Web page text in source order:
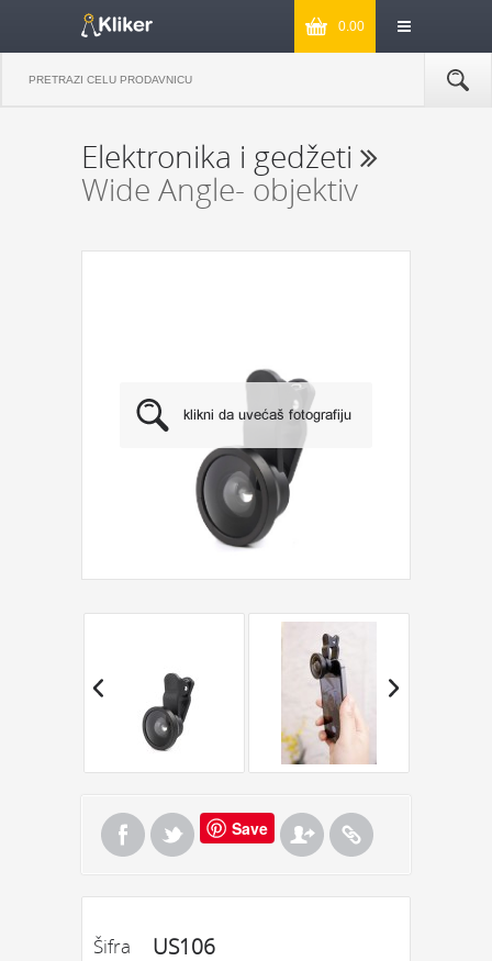
0.00
Elektronika i gedžeti
Wide Angle- objektiv
Save
Šifra US106